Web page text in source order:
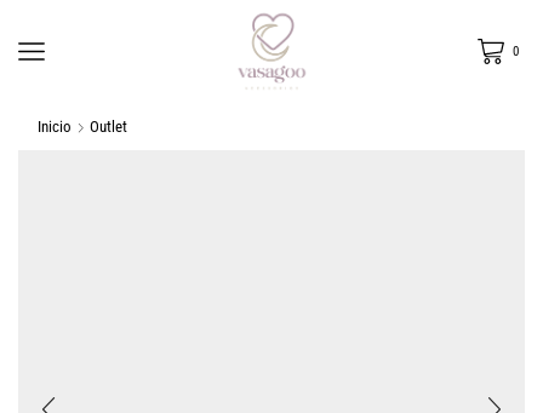
0
Inicio Outlet